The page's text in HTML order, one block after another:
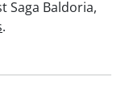
Saga Baldoria,
.